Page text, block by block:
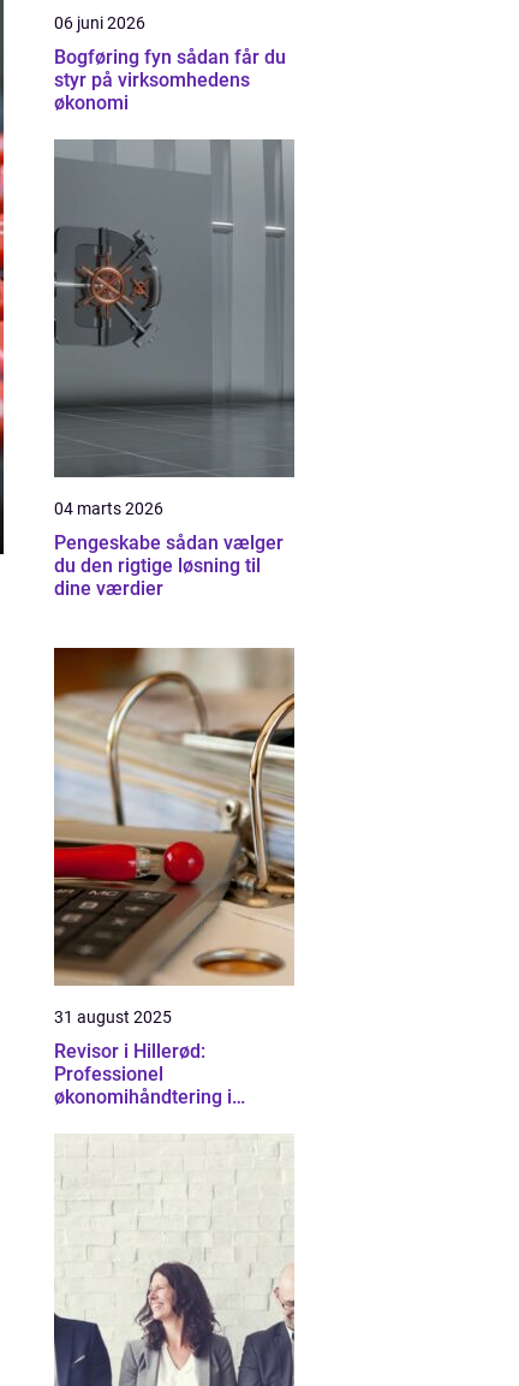
06 juni 2026
Bogføring fyn sådan får du
styr på virksomhedens
økonomi
04 marts 2026
Pengeskabe sådan vælger
du den rigtige løsning til
dine værdier
31 august 2025
Revisor i Hillerød:
Professionel
økonomihåndtering i